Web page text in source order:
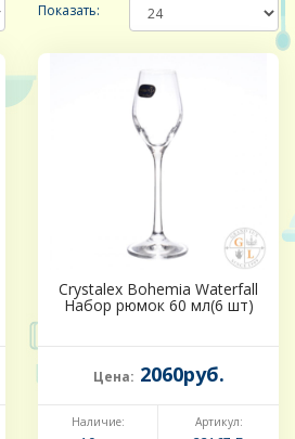
Показать:
Crystalex Bohemia Waterfall
Набор рюмок 60 мл(6 шт)
Цена: 2060руб.
Наличие: Артикул: